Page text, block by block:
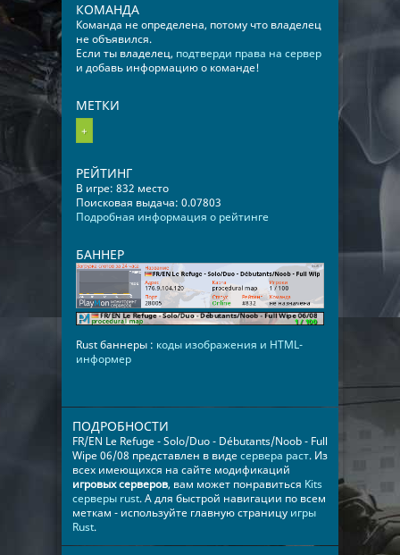
КОМАНДА
Команда не определена, потому что владелец
не объявился.
Если ты владелец, подтверди права на сервер
и добавь информацию о команде!
МЕТКИ
+
РЕЙТИНГ
В игре: 832 место
Поисковая выдача: 0.07803
Подробная информация о рейтинге
БАННЕР
Rust баннеры : коды изображения и HTML-
информер
ПОДРОБНОСТИ
FR/EN Le Refuge - Solo/Duo - Débutants/Noob - Full
Wipe 06/08 представлен в видесервера раст. Из
всех имеющихся на сайте модификаций
игровых серверов, вам может понравиться Kits
серверы rust. А для быстрой навигации по всем
меткам - используйте главную страницу игры
Rust.